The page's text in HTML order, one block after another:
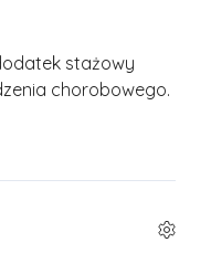
stażowy
chorobowego.